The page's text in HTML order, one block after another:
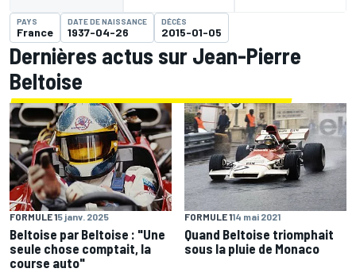
PAYS
France
DATE DE NAISSANCE
1937-04-26
DÉCÈS
2015-01-05
Dernières actus sur Jean-Pierre
Beltoise
FORMULE 15 janv. 2025
Beltoise par Beltoise : "Une
seule chose comptait, la
course auto"
FORMULE 114 mai 2021
Quand Beltoise triomphait
sous la pluie de Monaco